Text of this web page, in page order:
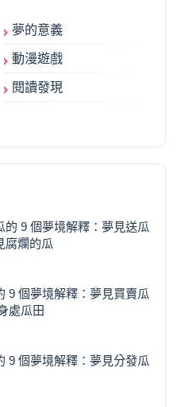
夢的意義
動漫遊戲
閱讀發現
的 9 個夢境解釋：夢見送瓜
腐爛的瓜
9 個夢境解釋：夢見買賣瓜
處瓜田
9 個夢境解釋：夢見分發瓜